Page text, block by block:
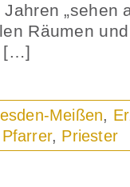
„sehen
Räumen
[…]
Meißen,
Pfarrer, Priester